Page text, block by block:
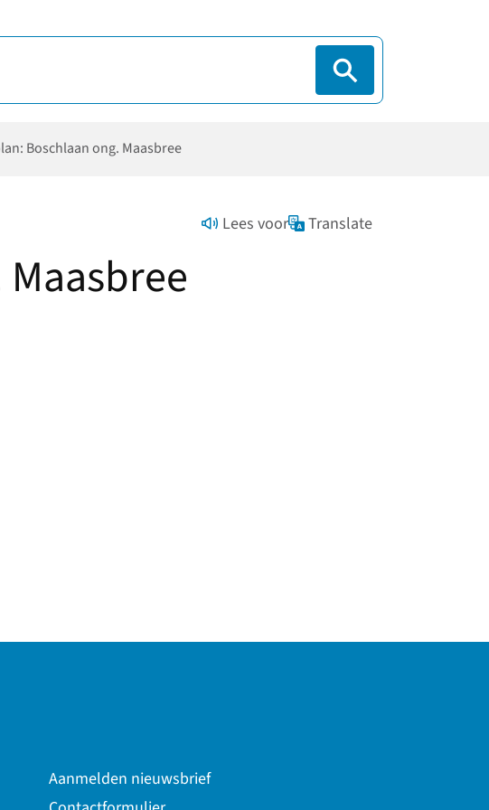
Boschlaan ong. Maasbree
Lees voor Translate
link gaat naar een externe website)
Aanmelden nieuwsbrief